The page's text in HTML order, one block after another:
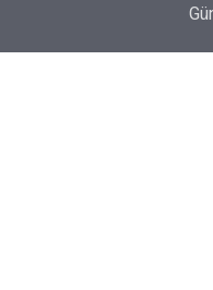
Eğiti Bir